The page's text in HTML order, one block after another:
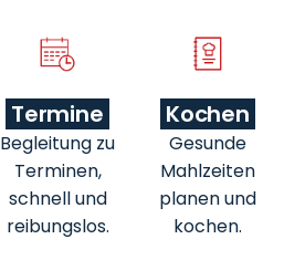
Termine
Begleitung zu
Terminen,
schnell und
reibungslos.
Kochen
Gesunde
Mahlzeiten
planen und
kochen.